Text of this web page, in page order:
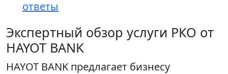
ответы
Экспертный обзор услуги РКО от
HAYOT BANK
HAYOT BANK предлагает бизнесу